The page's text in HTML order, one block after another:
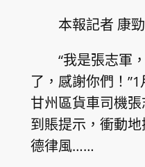
本報記者 康勁
“我是張志軍
了，感謝你們！
甘州區貨車司機
到賬提示，衝動
德律風……